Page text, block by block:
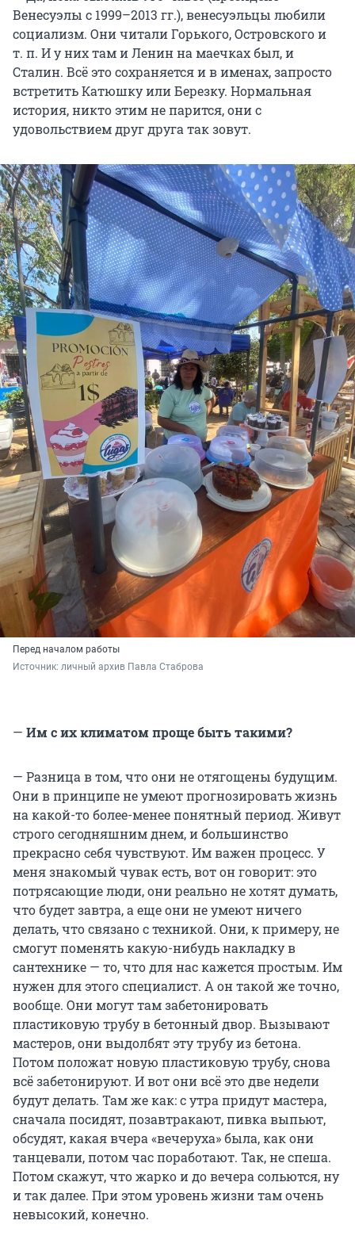
Венесуэлы с 1999–2013 гг.), венесуэльцы любили
социализм. Они читали Горького, Островского и
т. п. И у них там и Ленин на маечках был, и
Сталин. Всё это сохраняется и в именах, запросто
встретить Катюшку или Березку. Нормальная
история, никто этим не парится, они с
удовольствием друг друга так зовут.
Перед началом работы
Источник: личный архив Павла Стаброва
— Им с их климатом проще быть такими?
— Разница в том, что они не отягощены будущим.
Они в принципе не умеют прогнозировать жизнь
на какой-то более-менее понятный период. Живут
строго сегодняшним днем, и большинство
прекрасно себя чувствуют. Им важен процесс. У
меня знакомый чувак есть, вот он говорит: это
потрясающие люди, они реально не хотят думать,
что будет завтра, а еще они не умеют ничего
делать, что связано с техникой. Они, к примеру, не
смогут поменять какую-нибудь накладку в
сантехнике — то, что для нас кажется простым. Им
нужен для этого специалист. А он такой же точно,
вообще. Они могут там забетонировать
пластиковую трубу в бетонный двор. Вызывают
мастеров, они выдолбят эту трубу из бетона.
Потом положат новую пластиковую трубу, снова
всё забетонируют. И вот они всё это две недели
будут делать. Там же как: с утра придут мастера,
сначала посидят, позавтракают, пивка выпьют,
обсудят, какая вчера «вечеруха» была, как они
танцевали, потом час поработают. Так, не спеша.
Потом скажут, что жарко и до вечера сольются, ну
и так далее. При этом уровень жизни там очень
невысокий, конечно.